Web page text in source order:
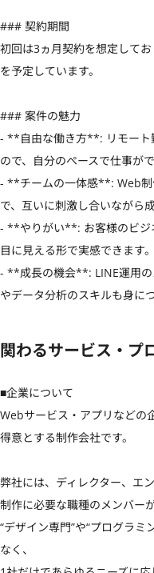
### 契約期間
初回は3ヵ月契約を想定して
を予定しています。
### 案件の魅力
- **自由な働き方**: リモート
ので、自分のペースで仕事がで
- **チームの一体感**: Web制
で、互いに刺激し合いながら
- **やりがい**: お客様のビジ
目に見える形で実感できます。
- **成長の機会**: LINE運用の
やデータ分析のスキルも身に
関わるサービス・プ
■企業について
Webサービス・アプリなどの
得意とする制作会社です。
弊社には、ディレクター、エ
制作に必要な職種のメンバー
“デザイン専門”や“プログラ
なく、